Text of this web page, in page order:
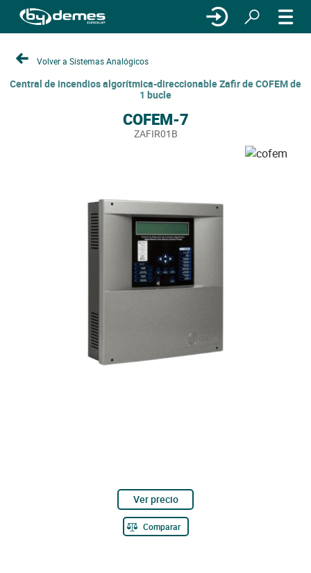
Volver a Sistemas Analógicos
Central de incendios algorítmica-direccionable Zafir de COFEM de
1 bucle
COFEM-7
ZAFIR01B
Ver precio
Comparar